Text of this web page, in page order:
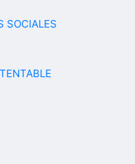
SOCIALES